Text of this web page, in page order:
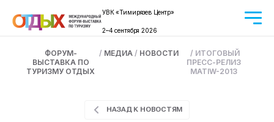
УВК «Тимирязев Центр»
2–4 сентября 2026
ФОРУМ-
ВЫСТАВКА ПО
ТУРИЗМУ ОТДЫХ
/ МЕДИА/ НОВОСТИ / ИТОГОВЫЙ
ПРЕСС-РЕЛИЗ
MATIW-2013
НАЗАД К НОВОСТЯМ